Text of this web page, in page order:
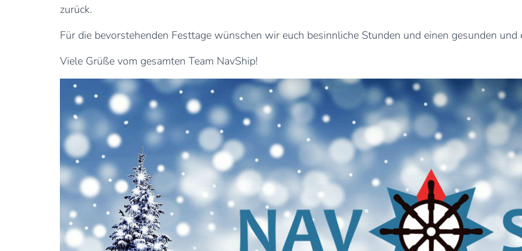
zurück.
Für die bevorstehenden Festtage wünschen wir euch besinnliche Stunden und einen gesunden und
Viele Grüße vom gesamten Team NavShip!